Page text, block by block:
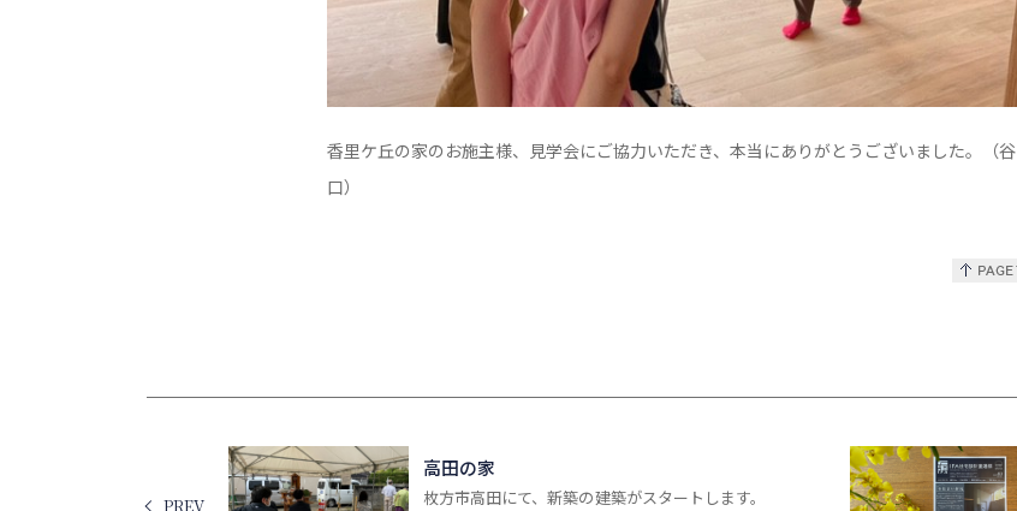
香里ケ丘の家のお施主様、見学会にご協力いただき、本当にありがとうございました。（谷
口）
PREV
高田の家
枚方市高田にて、新築の建築がスタートします。